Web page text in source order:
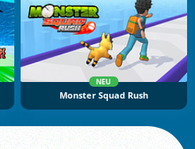
NEU
Monster Squad Rush